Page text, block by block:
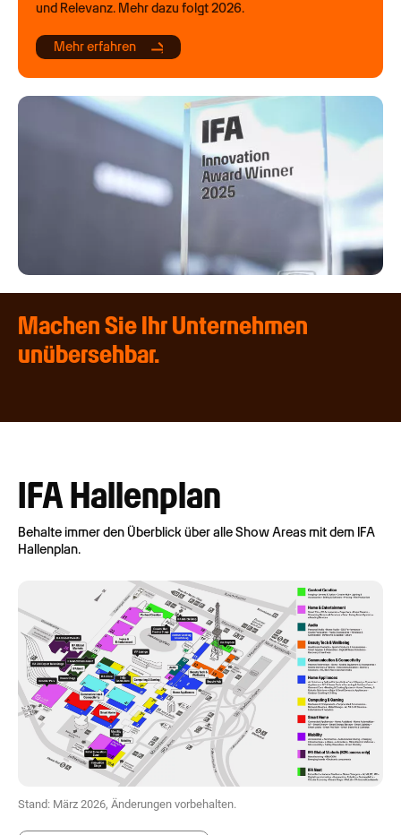
und Relevanz. Mehr dazu folgt 2026.
Mehr erfahren
Machen Sie Ihr Unternehmen
unübersehbar.
IFA Hallenplan
Behalte immer den Überblick über alle Show Areas mit dem IFA
Hallenplan.
Stand: März 2026, Änderungen vorbehalten.